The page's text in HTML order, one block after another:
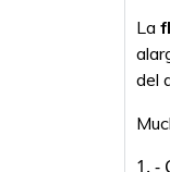
La
del
1. -